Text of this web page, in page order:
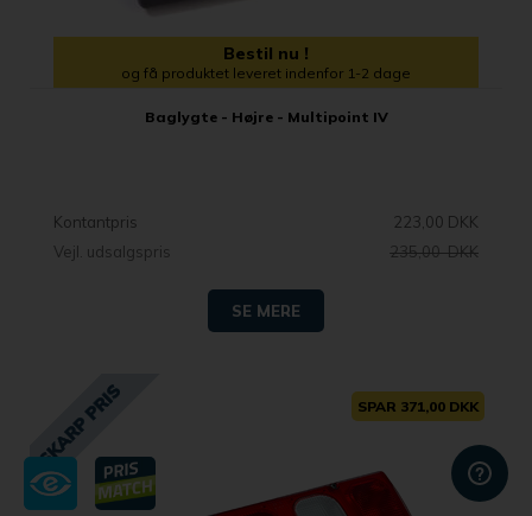
Bestil nu !
og få produktet leveret indenfor 1-2 dage
Baglygte - Højre - Multipoint IV
Kontantpris
223,00 DKK
Vejl. udsalgspris
235,00 DKK
SE MERE
SPAR 371,00 DKK